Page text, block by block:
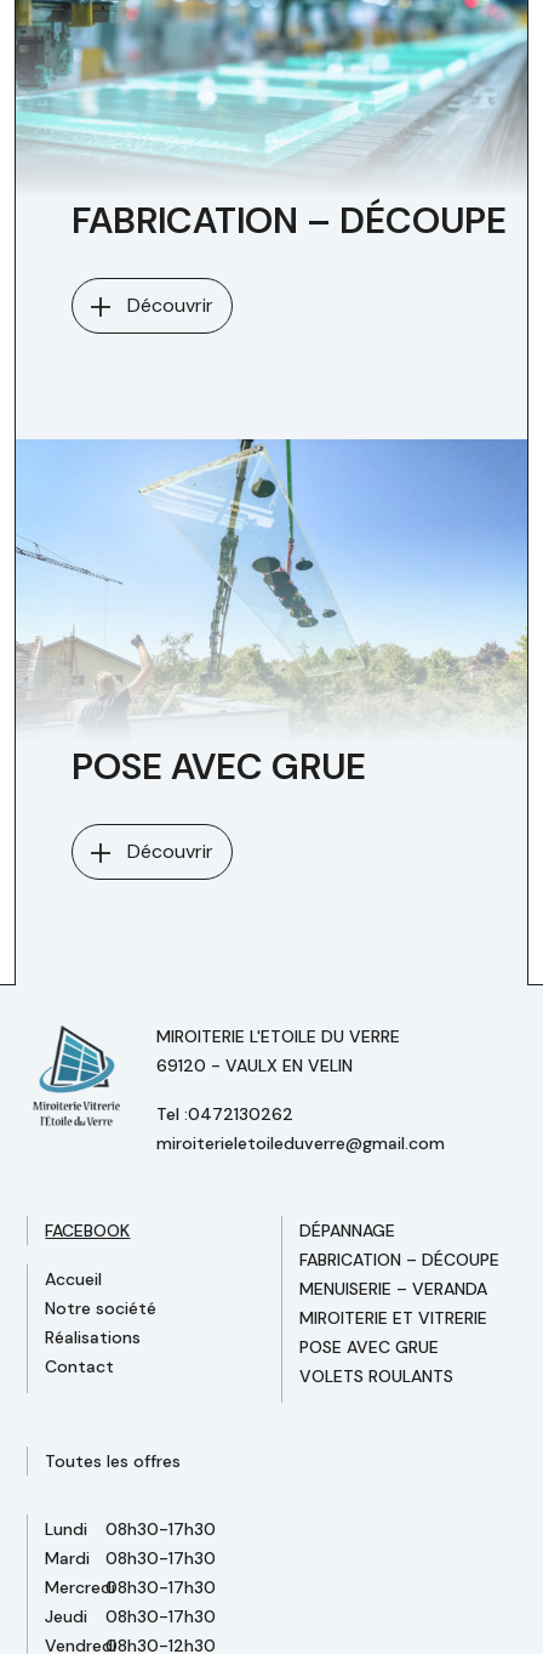
FABRICATION – DÉCOUPE
Découvrir
POSE AVEC GRUE
Découvrir
MIROITERIE L'ETOILE DU VERRE
69120 - VAULX EN VELIN
Tel :0472130262
miroiterieletoileduverre@gmail.com
FACEBOOK
Accueil
Notre société
Réalisations
Contact
Toutes les offres
DÉPANNAGE
FABRICATION – DÉCOUPE
MENUISERIE – VERANDA
MIROITERIE ET VITRERIE
POSE AVEC GRUE
VOLETS ROULANTS
Lundi
08h30-17h30
Mardi
08h30-17h30
Mercredi08h30-17h30
Jeudi
08h30-17h30
Vendredi08h30-12h30